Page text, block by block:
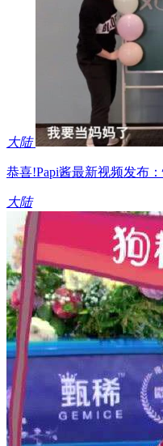
大陆
恭喜!Papi酱最新视频发布
大陆